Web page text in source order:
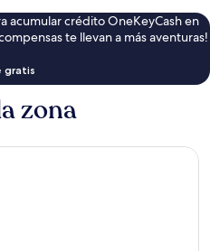
acumular crédito OneKeyCash en
te llevan a más aventuras!
gratis
zona